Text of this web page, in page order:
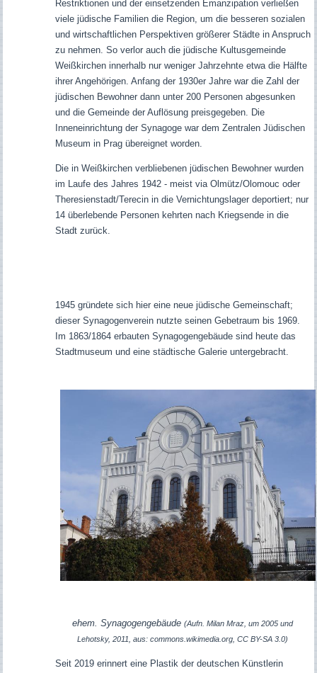
Restriktionen und der einsetzenden Emanzipation verließen
viele jüdische Familien die Region, um die besseren sozialen
und wirtschaftlichen Perspektiven größerer Städte in Anspruch
zu nehmen. So verlor auch die jüdische Kultusgemeinde
Weißkirchen innerhalb nur weniger Jahrzehnte etwa die Hälfte
ihrer Angehörigen. Anfang der 1930er Jahre war die Zahl der
jüdischen Bewohner dann unter 200 Personen abgesunken
und die Gemeinde der Auflösung preisgegeben. Die
Inneneinrichtung der Synagoge war dem Zentralen Jüdischen
Museum in Prag übereignet worden.
Die in Weißkirchen verbliebenen jüdischen Bewohner wurden
im Laufe des Jahres 1942 - meist via Olmütz/Olomouc oder
Theresienstadt/Terecin in die Vernichtungslager deportiert; nur
14 überlebende Personen kehrten nach Kriegsende in die
Stadt zurück.
1945 gründete sich hier eine neue jüdische Gemeinschaft;
dieser Synagogenverein nutzte seinen Gebetraum bis 1969.
Im 1863/1864 erbauten Synagogengebäude sind heute das
Stadtmuseum und eine städtische Galerie untergebracht.
ehem. Synagogengebäude(Aufn. Milan Mraz, um 2005 und
Lehotsky, 2011, aus: commons.wikimedia.org, CC BY-SA 3.0)
Seit 2019 erinnert eine Plastik der deutschen Künstlerin